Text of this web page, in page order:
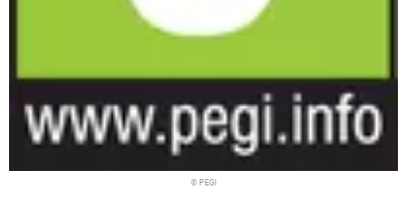
© PEGI